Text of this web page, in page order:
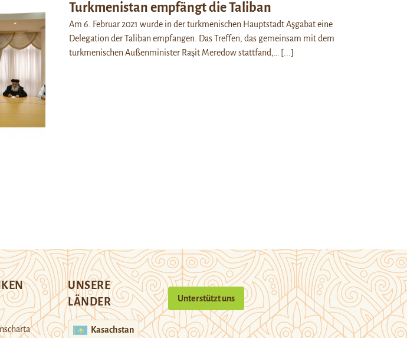
Turkmenistan empfängt die Taliban
Am 6. Februar 2021 wurde in der turkmenischen Hauptstadt Aşgabat eine
Delegation der Taliban empfangen. Das Treffen, das gemeinsam mit dem
turkmenischen Außenminister Raşit Meredow stattfand,…
[...]
UNSERE
LÄNDER
Kasachstan
Unterstützt uns